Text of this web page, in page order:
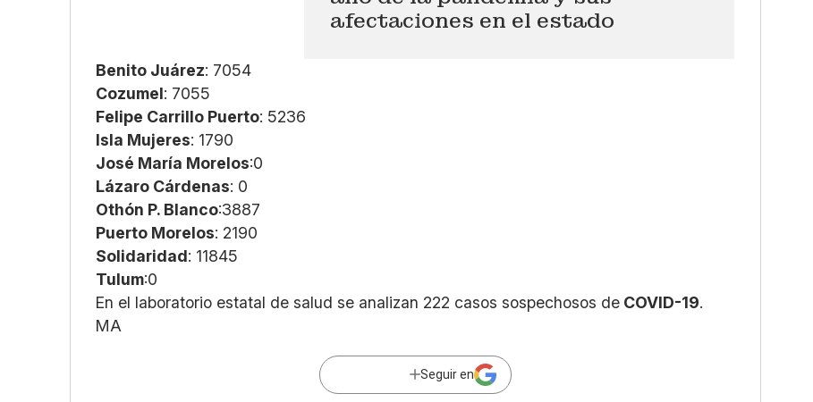
afectaciones en el estado
Benito Juárez: 7054
Cozumel: 7055
Felipe Carrillo Puerto: 5236
Isla Mujeres: 1790
José María Morelos:0
Lázaro Cárdenas: 0
Othón P. Blanco:3887
Puerto Morelos: 2190
Solidaridad: 11845
Tulum:0
En el laboratorio estatal de salud se analizan 222 casos sospechosos de COVID-19.
MA
Seguir en